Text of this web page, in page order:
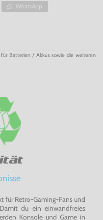
halten, wodurch ständig
WhatsApp
Batterien / Akkus sowie die weiteren
für Retro-Gaming-Fans und
du ein einwandfreies
Konsole und Game in